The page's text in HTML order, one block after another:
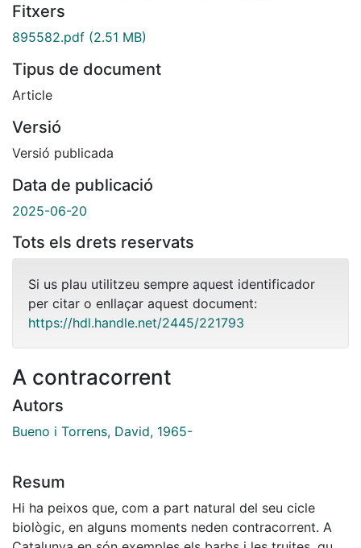
Fitxers
895582.pdf (2.51 MB)
Tipus de document
Article
Versió
Versió publicada
Data de publicació
2025-06-20
Tots els drets reservats
Si us plau utilitzeu sempre aquest identificador
per citar o enllaçar aquest document:
https://hdl.handle.net/2445/221793
A contracorrent
Autors
Bueno i Torrens, David, 1965-
Resum
Hi ha peixos que, com a part natural del seu cicle
biològic, en alguns moments neden contracorrent. A